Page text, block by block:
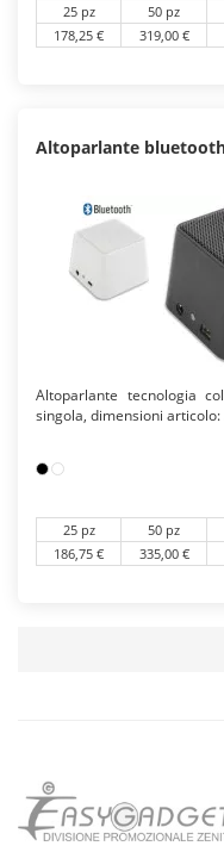
25 pz 50 pz
178,25 €
319,00 €
Altoparlante
Altoparlante tecnologia
singola, dimensioni articolo:
25 pz 50 pz
186,75 €
335,00 €